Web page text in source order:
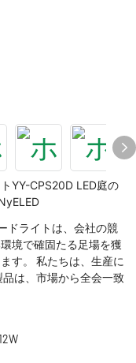
YY-CPS20D LED庭の
ドライトは、会社の競
境で確固たる足場を獲
す。 私たちは、生産に
は、市場から全会一致